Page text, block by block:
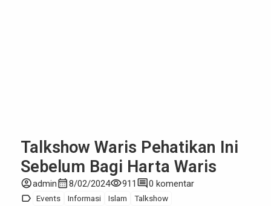
Talkshow Waris Pehatikan Ini
Sebelum Bagi Harta Waris
account_circleadmincalendar_month8/02/2024visibility911 comment0 komentar
label Events Informasi Islam Talkshow